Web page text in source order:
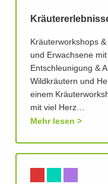
Kräuterworkshops
und Erwachsene
Entschleunigung &
Wildkräutern und
einem
mit viel Herz…
Mehr lesen